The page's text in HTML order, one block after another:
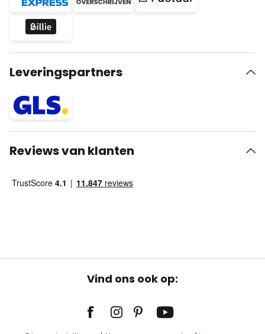
Leveringspartners
Reviews van klanten
Vind ons ook op: